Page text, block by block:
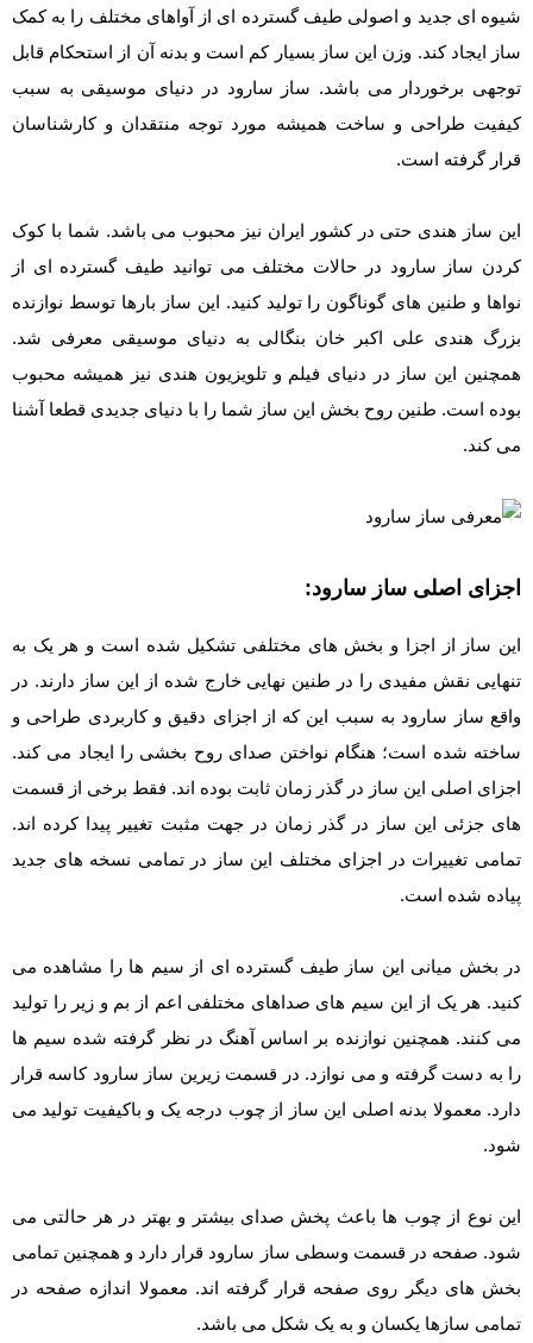
شیوه ای جدید و اصولی طیف گسترده ای از آواهای مختلف را به کمک
ساز ایجاد کند. وزن این ساز بسیار کم است و بدنه آن از استحکام قابل
توجهی برخوردار می باشد. ساز سارود در دنیای موسیقی به سبب
کیفیت طراحی و ساخت همیشه مورد توجه منتقدان و کارشناسان
قرار گرفته است.
این ساز هندی حتی در کشور ایران نیز محبوب می باشد. شما با کوک
کردن ساز سارود در حالات مختلف می توانید طیف گسترده ای از
نواها و طنین های گوناگون را تولید کنید. این ساز بارها توسط نوازنده
بزرگ هندی علی اکبر خان بنگالی به دنیای موسیقی معرفی شد.
همچنین این ساز در دنیای فیلم و تلویزیون هندی نیز همیشه محبوب
بوده است. طنین روح بخش این ساز شما را با دنیای جدیدی قطعا آشنا
می کند.
اجزای اصلی ساز سارود:
این ساز از اجزا و بخش های مختلفی تشکیل شده است و هر یک به
تنهایی نقش مفیدی را در طنین نهایی خارج شده از این ساز دارند. در
واقع ساز سارود به سبب این که از اجزای دقیق و کاربردی طراحی و
ساخته شده است؛ هنگام نواختن صدای روح بخشی را ایجاد می کند.
اجزای اصلی این ساز در گذر زمان ثابت بوده اند. فقط برخی از قسمت
های جزئی این ساز در گذر زمان در جهت مثبت تغییر پیدا کرده اند.
تمامی تغییرات در اجزای مختلف این ساز در تمامی نسخه های جدید
پیاده شده است.
در بخش میانی این ساز طیف گسترده ای از سیم ها را مشاهده می
کنید. هر یک از این سیم های صداهای مختلفی اعم از بم و زیر را تولید
می کنند. همچنین نوازنده بر اساس آهنگ در نظر گرفته شده سیم ها
را به دست گرفته و می نوازد. در قسمت زیرین ساز سارود کاسه قرار
دارد. معمولا بدنه اصلی این ساز از چوب درجه یک و باکیفیت تولید می
شود.
این نوع از چوب ها باعث پخش صدای بیشتر و بهتر در هر حالتی می
شود. صفحه در قسمت وسطی ساز سارود قرار دارد و همچنین تمامی
بخش های دیگر روی صفحه قرار گرفته اند. معمولا اندازه صفحه در
تمامی سازها یکسان و به یک شکل می باشد.